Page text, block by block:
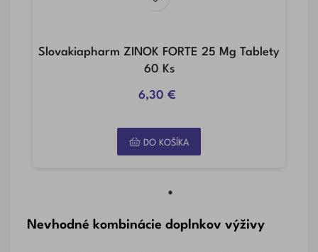
Slovakiapharm ZINOK FORTE 25 Mg Tablety
60 Ks
6,30 €
DO KOŠÍKA
Nevhodné kombinácie doplnkov výživy